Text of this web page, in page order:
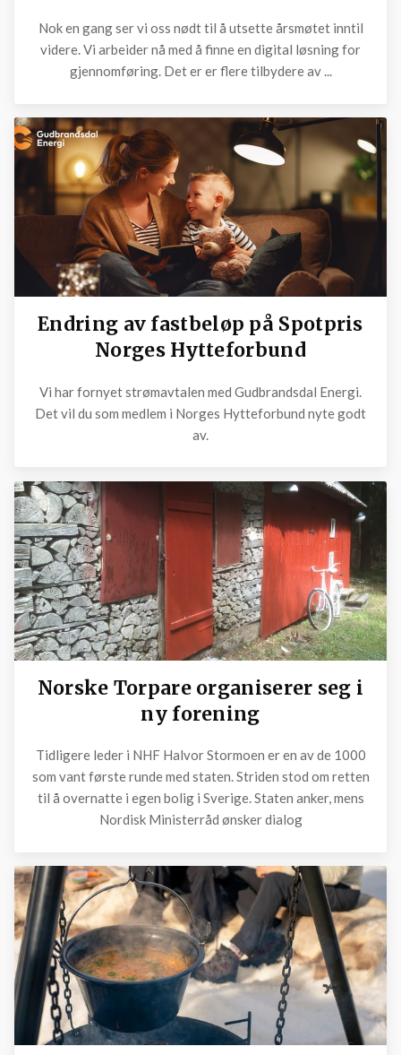
Nok en gang ser vi oss nødt til å utsette årsmøtet inntil
videre. Vi arbeider nå med å finne en digital løsning for
gjennomføring. Det er er flere tilbydere av ...
Endring av fastbeløp på Spotpris
Norges Hytteforbund
Vi har fornyet strømavtalen med Gudbrandsdal Energi.
Det vil du som medlem i Norges Hytteforbund nyte godt
av.
Norske Torpare organiserer seg i
ny forening
Tidligere leder i NHF Halvor Stormoen er en av de 1000
som vant første runde med staten. Striden stod om retten
til å overnatte i egen bolig i Sverige. Staten anker, mens
Nordisk Ministerråd ønsker dialog